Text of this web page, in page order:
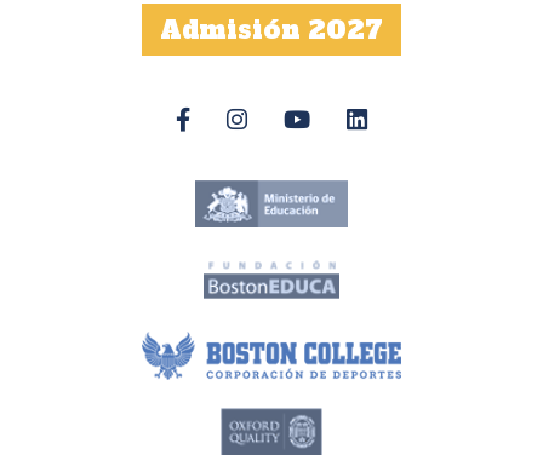
Admisión 2027